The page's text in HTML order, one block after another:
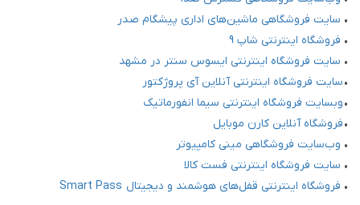
• سایت فروشگاهی ماشین‌های اداری پیشگام صدر
• فروشگاه اینترنتی شاپ 9
• سایت فروشگاه اینترنتی ایسوس سنتر در مشهد
•سایت فروشگاه اینترنتی آنلاین آی پروژکتور
•وبسایت فروشگاه اینترنتی سیما انفورماتیک
•فروشگاه آنلاین کارن موبایل
• وب‌سایت فروشگاهی مینی کامپیوتر
• سایت فروشگاه اینترنتی فست کالا
• فروشگاه اینترنتی قفل‌های هوشمند و دیجیتال Smart Pass